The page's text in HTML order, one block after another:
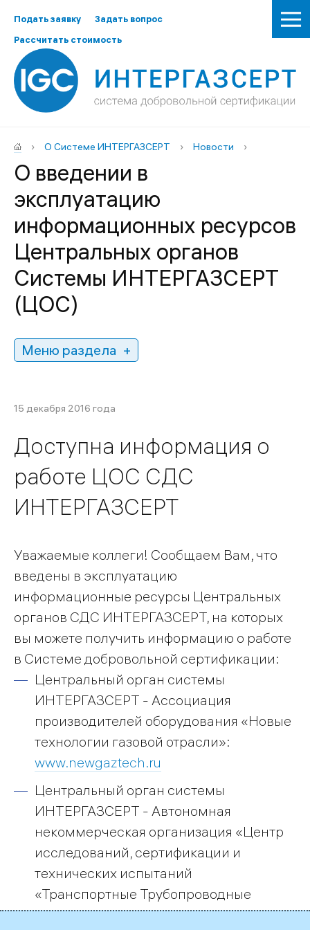
Подать заявку
Задать вопрос
Рассчитать стоимость
› О Системе ИНТЕРГАЗСЕРТ › Новости ›
О введении в
эксплуатацию
информационных ресурсов
Центральных органов
Системы ИНТЕРГАЗСЕРТ
(ЦОС)
Меню раздела
15 декабря 2016 года
Доступна информация о
работе ЦОС СДС
ИНТЕРГАЗСЕРТ
Уважаемые коллеги! Сообщаем Вам, что
введены в эксплуатацию
информационные ресурсы Центральных
органов СДС ИНТЕРГАЗСЕРТ, на которых
вы можете получить информацию о работе
в Системе добровольной сертификации:
Центральный орган системы
ИНТЕРГАЗСЕРТ - Ассоциация
производителей оборудования «Новые
технологии газовой отрасли»:
www.newgaztech.ru
Центральный орган системы
ИНТЕРГАЗСЕРТ - Автономная
некоммерческая организация «Центр
исследований, сертификации и
технических испытаний
«Транспортные Трубопроводные
Системы»:www.anotps.ru